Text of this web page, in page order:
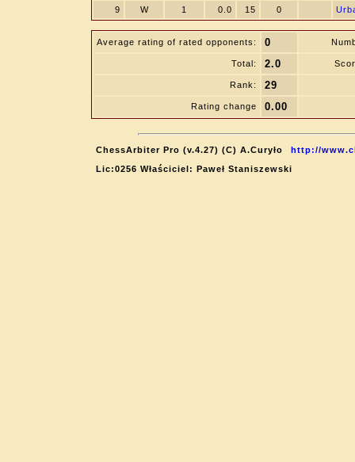
9
W 1 0.0 15 0
Average rating of rated opponents: 0
Total: 2.0
Rank: 29
Rating change 0.00
ChessArbiter Pro (v.4.27) (C) A.Curyło
http://
Lic:0256 Właściciel: Paweł Staniszewski